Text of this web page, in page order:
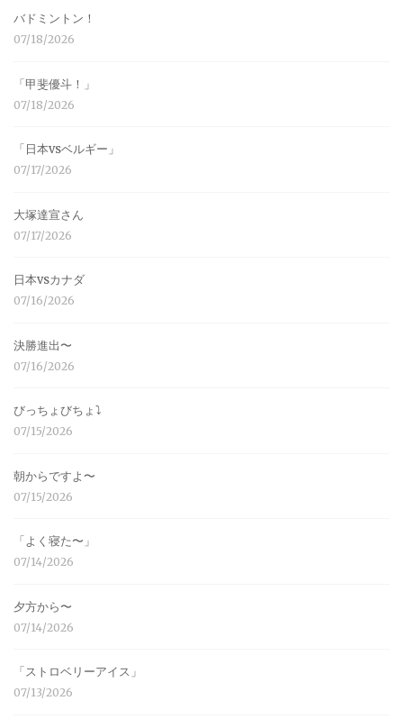
バドミントン！
07/18/2026
「甲斐優斗！」
07/18/2026
「日本vsベルギー」
07/17/2026
大塚達宣さん
07/17/2026
日本vsカナダ
07/16/2026
決勝進出〜
07/16/2026
びっちょびちょ⤵︎
07/15/2026
朝からですよ〜
07/15/2026
「よく寝た〜」
07/14/2026
夕方から〜
07/14/2026
「ストロベリーアイス」
07/13/2026